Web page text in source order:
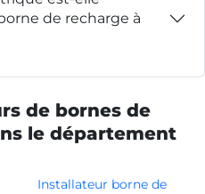
de recharge à
de bornes de
le département
Installateur borne de